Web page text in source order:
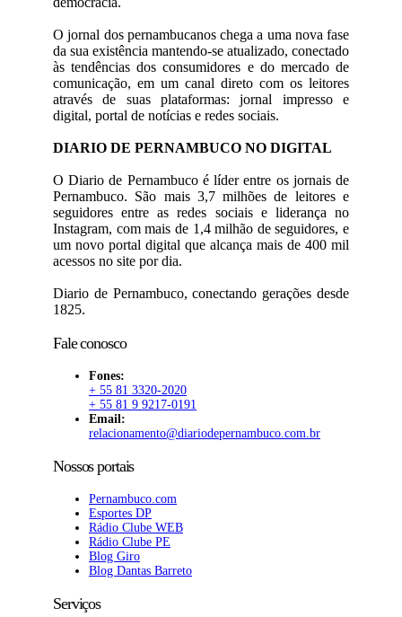
O jornal dos pernambucanos chega a uma nova fase
da sua existência mantendo-se atualizado, conectado
às tendências dos consumidores e do mercado de
comunicação, em um canal direto com os leitores
através de suas plataformas: jornal impresso e
digital, portal de notícias e redes sociais.
DIARIO DE PERNAMBUCO NO DIGITAL
O Diario de Pernambuco é líder entre os jornais de
Pernambuco. São mais 3,7 milhões de leitores e
seguidores entre as redes sociais e liderança no
Instagram, com mais de 1,4 milhão de seguidores, e
um novo portal digital que alcança mais de 400 mil
acessos no site por dia.
Diario de Pernambuco, conectando gerações desde
1825.
Fale conosco
Fones:
+ 55 81 3320-2020
+ 55 81 9 9217-0191
Email:
relacionamento@diariodepernambuco.com.br
Nossos portais
Pernambuco.com
Esportes DP
Rádio Clube WEB
Rádio Clube PE
Blog Giro
Blog Dantas Barreto
Serviços